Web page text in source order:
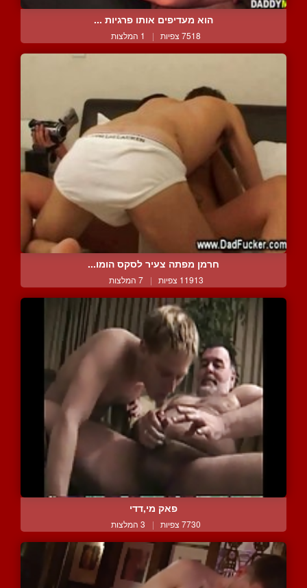
הוא מעדיפים אותו פרגיות ...
7518 צפיות | 1 המלצות
חרמן מפתה צעיר לסקס הומו...
11913 צפיות | 7 המלצות
פאק מי,דדי
7730 צפיות | 3 המלצות